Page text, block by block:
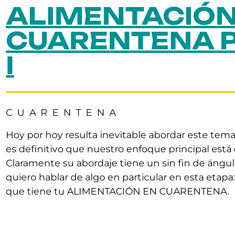
CUARENTENA
I
C U A R E N T E N A
Hoy por hoy resulta inevitable abordar este
es definitivo que nuestro enfoque principal está
Claramente su abordaje tiene un sin fin de
quiero hablar de algo en particular en esta
que tiene tu ALIMENTACIÓN EN CUARENTENA.